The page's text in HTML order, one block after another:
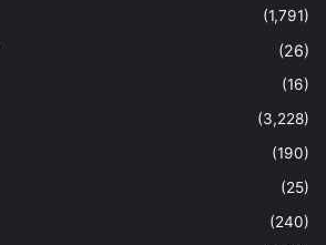
(1,791)
(26)
(16)
(3,228)
(190)
(25)
(240)